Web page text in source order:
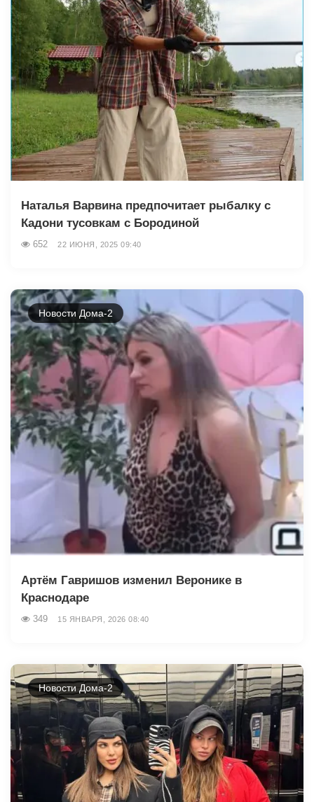
Наталья Варвина предпочитает рыбалку с
Кадони тусовкам с Бородиной
652 22 ИЮНЯ, 2025 09:40
Новости Дома-2
Артём Гавришов изменил Веронике в
Краснодаре
349 15 ЯНВАРЯ, 2026 08:40
Новости Дома-2